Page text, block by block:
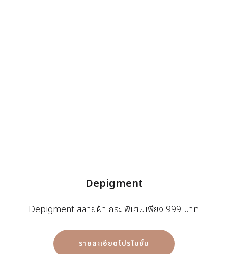
Depigment
Depigment สลายฝ้า กระ พิเศษเพียง 999 บาท
รายละเอียดโปรโมชั่น